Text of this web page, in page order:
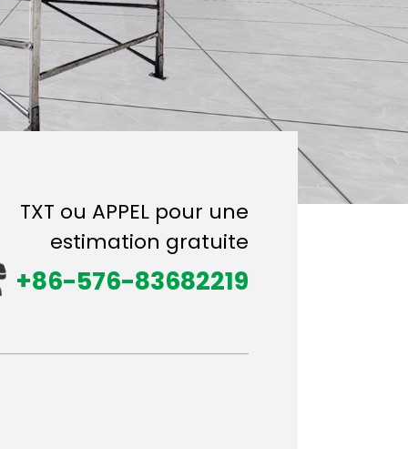
TXT ou APPEL pour une
estimation gratuite
+86-576-83682219